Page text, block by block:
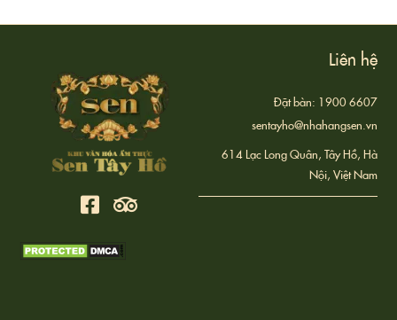
Liên hệ
Đặt bàn: 1900 6607
sentayho@nhahangsen.vn
614 Lạc Long Quân, Tây Hồ, Hà
Nội, Việt Nam